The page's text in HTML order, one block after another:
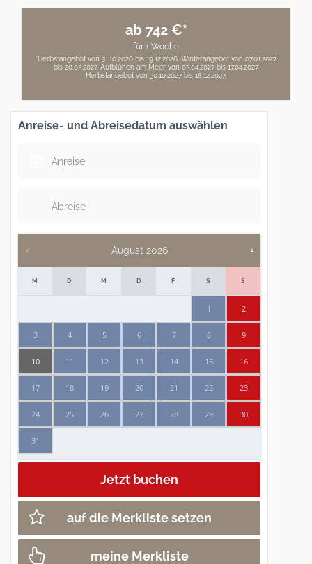
ab 742 €*
für 1 Woche
*Herbstangebot von 31.10.2026 bis 19.12.2026. Winterangebot von 07.01.2027
bis 20.03.2027. Aufblühen am Meer von 03.04.2027 bis 17.04.2027.
Herbstangebot von 30.10.2027 bis 18.12.2027.
Anreise- und Abreisedatum auswählen
August 2026
M D M D F S S
1 2
3 4 5 6 7 8 9
10 11 12 13 14 15 16
17 18 19 20 21 22 23
24 25 26 27 28 29 30
31
auf die Merkliste setzen
meine Merkliste